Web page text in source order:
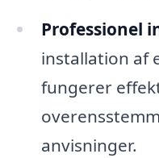
Professionel
installation af
fungerer
anvisninger.